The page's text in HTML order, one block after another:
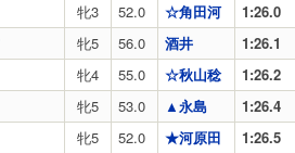
牝3 52.0 ☆角田河 1:26.0
牝5 56.0 酒井 1:26.1
牝4 55.0 ☆秋山稔 1:26.2
牝5 53.0 ▲永島 1:26.4
牝5 52.0 ★河原田 1:26.5